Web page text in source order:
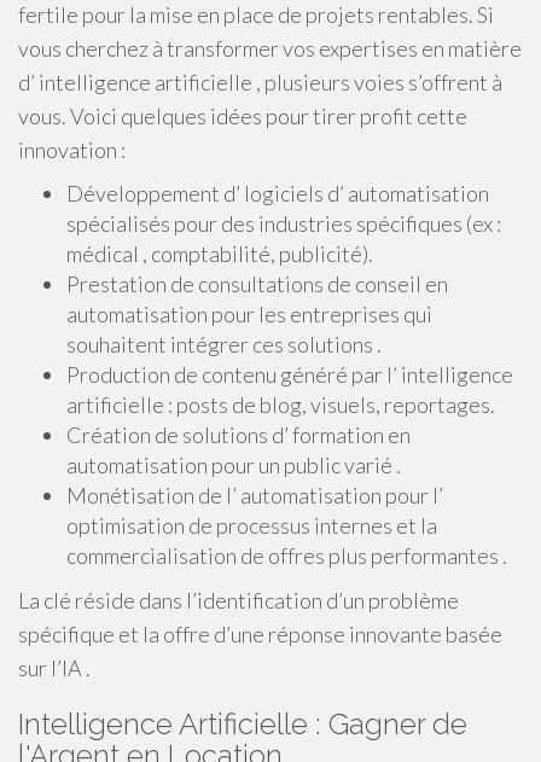
fertile pour la mise en place de projets rentables. Si
vous cherchez à transformer vos expertises en matière
d’ intelligence artificielle , plusieurs voies s’offrent à
vous. Voici quelques idées pour tirer profit cette
innovation :
Développement d’ logiciels d’ automatisation
spécialisés pour des industries spécifiques (ex :
médical , comptabilité, publicité).
Prestation de consultations de conseil en
automatisation pour les entreprises qui
souhaitent intégrer ces solutions .
Production de contenu généré par l’ intelligence
artificielle : posts de blog, visuels, reportages.
Création de solutions d’ formation en
automatisation pour un public varié .
Monétisation de l’ automatisation pour l’
optimisation de processus internes et la
commercialisation de offres plus performantes .
La clé réside dans l’identification d’un problème
spécifique et la offre d’une réponse innovante basée
sur l’IA .
Intelligence Artificielle : Gagner de